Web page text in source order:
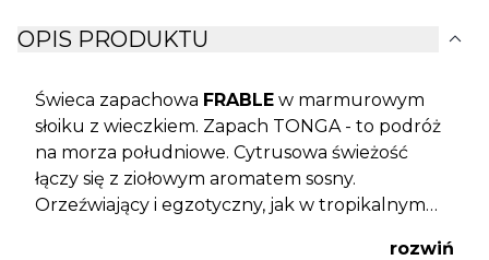
OPIS PRODUKTU expand_more
Świeca zapachowa FRABLE w marmurowym
słoiku z wieczkiem. Zapach TONGA - to podróż
na morza południowe. Cytrusowa świeżość
łączy się z ziołowym aromatem sosny.
Orzeźwiający i egzotyczny, jak w tropikalnym
rozwiń